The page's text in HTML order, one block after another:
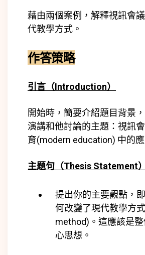
藉由兩個案例，解釋視訊會
代教學方式。
作答策略
引言（Introduction）
開始時，簡要介紹題目背景
演講和他討論的主題：視訊
育(modern education) 中的應
主題句（Thesis Statement）
提出你的主要觀點，
何改變了現代教學方
method) 。這應該是
心思想。